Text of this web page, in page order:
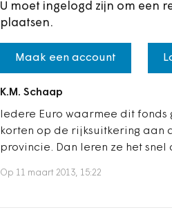
U moet ingelogd zijn om een
plaatsen.
Maak een account
K.M. Schaap
Iedere Euro waarmee dit fonds
korten op de rijksuitkering aan
provincie. Dan leren ze het snel
Op 11 maart 2013, 15:22